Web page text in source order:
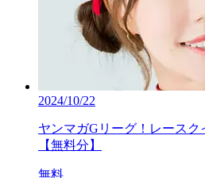
2024/10/22
ヤンマガGリーグ！レース
【無料分】
無料